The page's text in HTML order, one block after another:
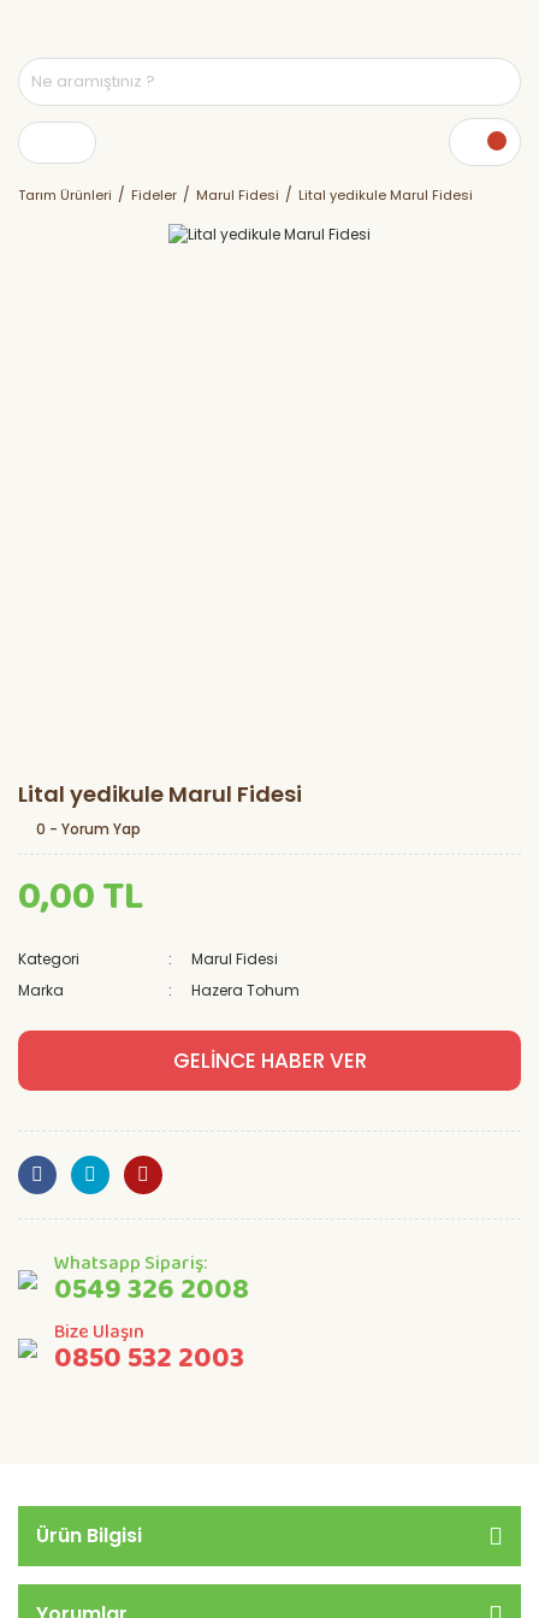
Tarım Ürünleri Fideler Marul Fidesi Lital yedikule Marul Fidesi
Lital yedikule Marul Fidesi
0 - Yorum Yap
0,00 TL
Kategori
Marul Fidesi
Marka
Hazera Tohum
GELİNCE HABER VER
Whatsapp Sipariş:
0549 326 2008
Bize Ulaşın
0850 532 2003
Ürün Bilgisi